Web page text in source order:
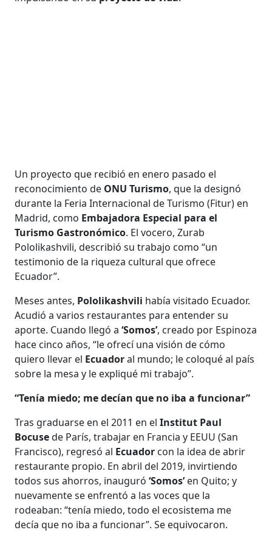
Un proyecto que recibió en enero pasado el
reconocimiento de ONU Turismo, que la designó
durante la Feria Internacional de Turismo (Fitur) en
Madrid, como Embajadora Especial para el
Turismo Gastronómico. El vocero, Zurab
Pololikashvili, describió su trabajo como “un
testimonio de la riqueza cultural que ofrece
Ecuador”.
Meses antes, Pololikashvili había visitado Ecuador.
Acudió a varios restaurantes para entender su
aporte. Cuando llegó a‘Somos’, creado por Espinoza
hace cinco años, “le ofrecí una visión de cómo
quiero llevar el Ecuadoral mundo; le coloqué al país
sobre la mesa y le expliqué mi trabajo”.
“Tenía miedo; me decían que no iba a funcionar”
Tras graduarse en el 2011 en el Institut Paul
Bocusede París, trabajar en Francia y EEUU (San
Francisco), regresó al Ecuador con la idea de abrir
restaurante propio. En abril del 2019, invirtiendo
todos sus ahorros, inauguró‘Somos’en Quito; y
nuevamente se enfrentó a las voces que la
rodeaban: “tenía miedo, todo el ecosistema me
decía que no iba a funcionar”. Se equivocaron.